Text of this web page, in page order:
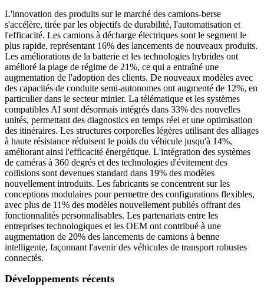
L'innovation des produits sur le marché des camions-berse
s'accélère, tirée par les objectifs de durabilité, l'automatisation et
l'efficacité. Les camions à décharge électriques sont le segment le
plus rapide, représentant 16% des lancements de nouveaux produits.
Les améliorations de la batterie et les technologies hybrides ont
amélioré la plage de régime de 21%, ce qui a entraîné une
augmentation de l'adoption des clients. De nouveaux modèles avec
des capacités de conduite semi-autonomes ont augmenté de 12%, en
particulier dans le secteur minier. La télématique et les systèmes
compatibles AI sont désormais intégrés dans 33% des nouvelles
unités, permettant des diagnostics en temps réel et une optimisation
des itinéraires. Les structures corporelles légères utilisant des alliages
à haute résistance réduisent le poids du véhicule jusqu'à 14%,
améliorant ainsi l'efficacité énergétique. L'intégration des systèmes
de caméras à 360 degrés et des technologies d'évitement des
collisions sont devenues standard dans 19% des modèles
nouvellement introduits. Les fabricants se concentrent sur les
conceptions modulaires pour permettre des configurations flexibles,
avec plus de 11% des modèles nouvellement publiés offrant des
fonctionnalités personnalisables. Les partenariats entre les
entreprises technologiques et les OEM ont contribué à une
augmentation de 20% des lancements de camions à benne
intelligente, façonnant l'avenir des véhicules de transport robustes
connectés.
Développements récents